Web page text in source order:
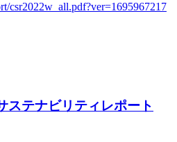
csr2022w_all.pdf?ver=1695967217
ステナビリティレポート